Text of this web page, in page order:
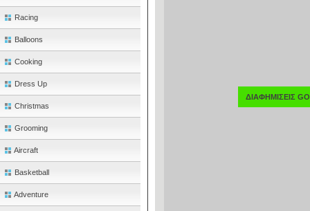
Racing
Balloons
Cooking
Dress Up
Christmas
Grooming
Aircraft
Basketball
Adventure
ΔΙΑΦΗΜΙΣΕΙΣ